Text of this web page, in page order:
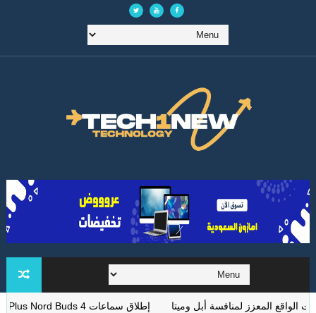
المعزز لمنافسة أبل وميتا إطلاق سماعات OnePlus Nord Buds 4: ميزات ANC وSpatial Audio بأسعار معقولة